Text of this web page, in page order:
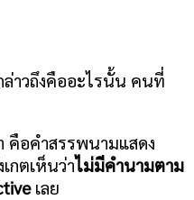
าวถึงคืออะไรนั้น คนที่
คือคำสรรพนามแสดง
กตเห็นว่าไม่มีคำนามตาม
เลย